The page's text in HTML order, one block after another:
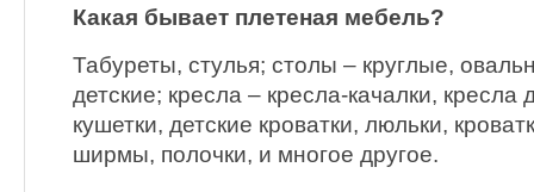
Какая бывает плетеная мебель?
Табуреты, стулья; столы – круглые,
детские; кресла – кресла-качалки,
кушетки, детские кроватки, люльки,
ширмы, полочки, и многое другое.